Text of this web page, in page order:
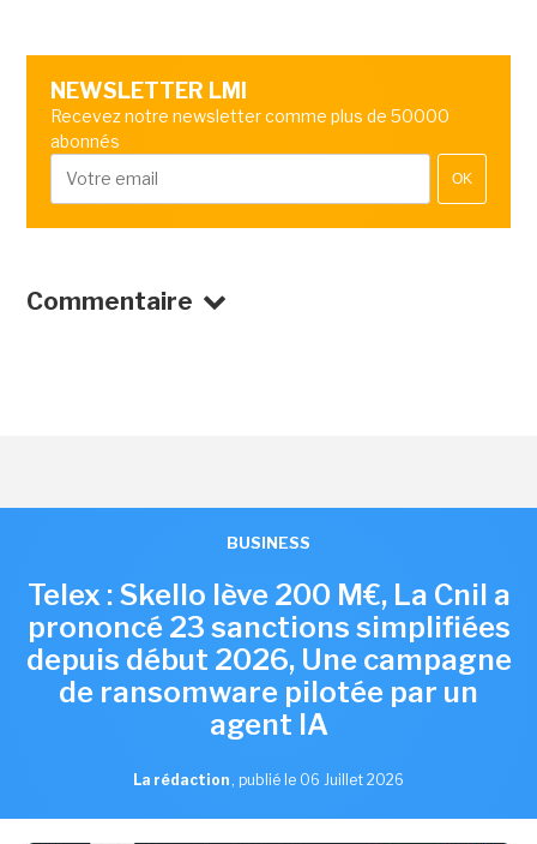
NEWSLETTER LMI
Recevez notre newsletter comme plus de 50000
abonnés
OK
Commentaire
BUSINESS
Telex : Skello lève 200 M€, La Cnil a
prononcé 23 sanctions simplifiées
depuis début 2026, Une campagne
de ransomware pilotée par un
agent IA
La rédaction , publié le 06 Juillet 2026